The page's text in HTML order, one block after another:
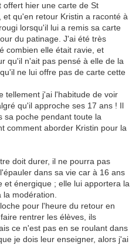
offert hier une carte de St
qu'en retour Kristin a raconté à
lorsqu'il lui a remis sa carte
du patinage. J'ai été très
combien elle était ravie, et
qu'il n'ait pas pensé à elle de la
ne lui offre pas de carte cette
tellement j'ai l'habitude de voir
qu'il approche ses 17 ans ! Il
sa poche pendant toute la
comment aborder Kristin pour la
doit durer, il ne pourra pas
dans sa vie car à 16 ans
et énergique ; elle lui apportera la
modération.
pour l'heure du retour en
rentrer les élèves, ils
ce n'est pas en se roulant dans
je dois leur enseigner, alors j'ai